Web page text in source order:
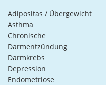
Adipositas / Übergewicht
Asthma
Chronische
Darmentzündung
Darmkrebs
Depression
Endometriose